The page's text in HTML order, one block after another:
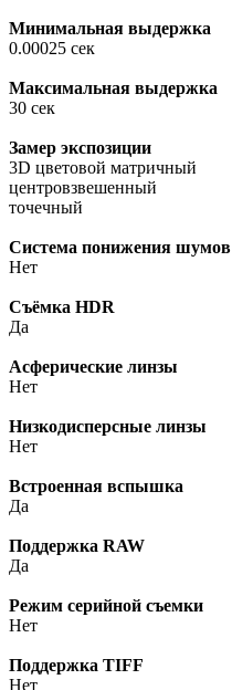
Минимальная выдержка
0.00025 сек
Максимальная выдержка
30 сек
Замер экспозиции
3D цветовой матричный
центровзвешенный
точечный
Система понижения шумов
Нет
Cъёмка HDR
Да
Асферические линзы
Нет
Низкодисперсные линзы
Нет
Встроенная вспышка
Да
Поддержка RAW
Да
Режим серийной съемки
Нет
Поддержка TIFF
Нет